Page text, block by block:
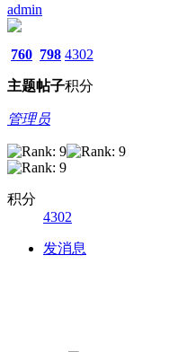
admin
760
主题
798
帖子
4302
积分
管理员
积分
4302
发消息